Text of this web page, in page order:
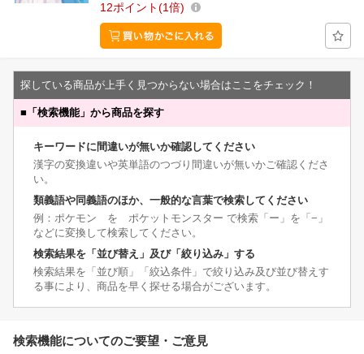
12ポイント 1倍
探している商品が上手く見つからない場合はここをチェック！
■ 「検索機能」から商品を探す
キーワードに間違いが無いか確認してください
漢字の変換違いや英単語のつづり間違いが無いかご確認くださ
い。
類義語や同義語のほか、一般的な言葉で検索してください
例：ポケモン を ポケットモンスター で検索「ー」を「−」
などに変換して検索してください。
検索結果を「並び替え」及び「絞り込み」する
検索結果を「並び順」「絞込条件」で絞り込み及び並び替えす
る事により、商品を早く探せる場合がございます。
検索機能についてのご要望・ご意見